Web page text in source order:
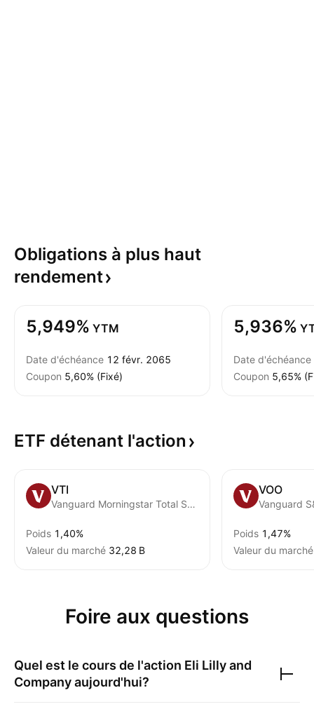
Obligations à plus haut
rendement
5,949% YTM
Date d'échéance 12 févr. 2065
Coupon 5,60% (Fixé)
5,936%
Date d'échéance
Coupon 5,65%
ETF détenant l'action
VTI
Vanguard Morningstar Total Stock Market ETF
Poids 1,40%
Valeur du marché ‪32,28 B‬
VOO
Vanguard
Poids 1,47%
Valeur du marché
Foire aux questions
Quel est le cours de l'action Eli Lilly and
Companyaujourd'hui?